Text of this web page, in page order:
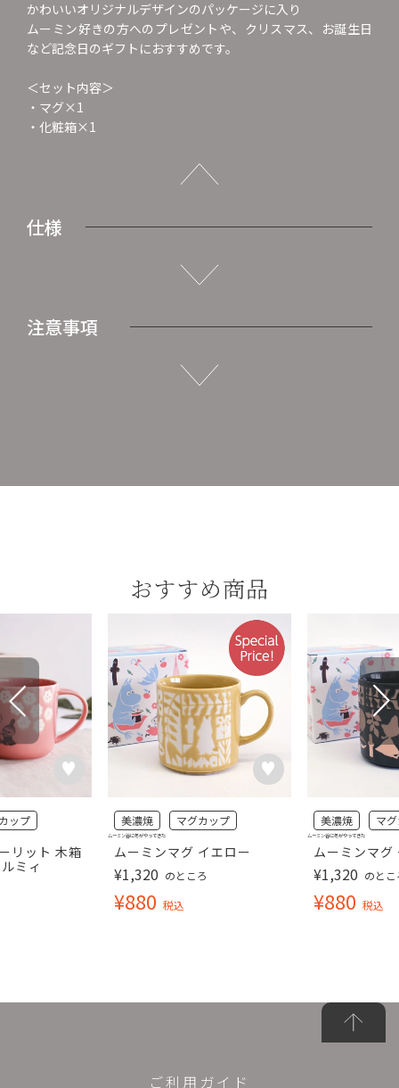
かわいいオリジナルデザインのパッケージに入り
ムーミン好きの方へのプレゼントや、クリスマス、お誕生日
など記念日のギフトにおすすめです。
＜セット内容＞
・マグ×1
・化粧箱×1
仕様
注意事項
おすすめ商品
リット 木箱
ミィ
ップ
ムーミンマグ イエロー
美濃焼 マグカップ
¥1,320 のところ
¥880 税込
ムーミン谷に冬がやってきた
ムーミンマグ
美濃焼 マ
¥1,320 のとこ
¥880 税込
ムーミン谷に冬がやってきた
ご利用ガイド